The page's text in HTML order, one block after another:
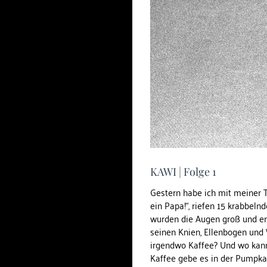
KAWI | Folge 1
Gestern habe ich mit meiner
ein Papa!“, riefen 15
wurden die Augen groß und
seinen Knien, Ellenbogen
irgendwo Kaffee? Und wo
Kaffee gebe es in der